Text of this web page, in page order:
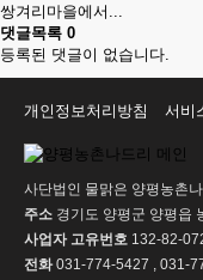
쌍겨리마을에서...
댓글목록 0
등록된 댓글이 없습니다.
개인정보처리방침 서비
사단법인 물맑은 양평농촌나
주소 경기도 양평군 양평읍
사업자 고유번호 132-82-
전화031-774-5427 , 031-